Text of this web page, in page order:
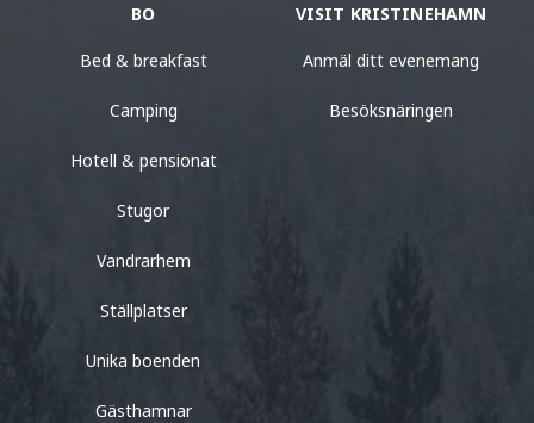
BO
Bed & breakfast
Camping
Hotell & pensionat
Stugor
Vandrarhem
Ställplatser
Unika boenden
Gästhamnar
VISIT KRISTINEHAMN
Anmäl ditt evenemang
Besöksnäringen